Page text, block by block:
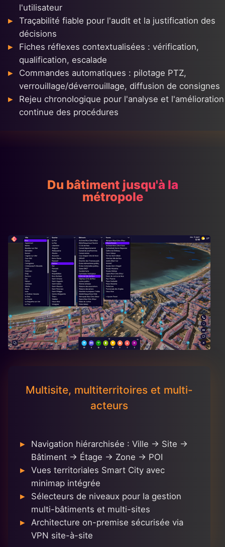
l'utilisateur
Traçabilité fiable pour l'audit et la justification des
décisions
Fiches réflexes contextualisées : vérification,
qualification, escalade
Commandes automatiques : pilotage PTZ,
verrouillage/déverrouillage, diffusion de consignes
Rejeu chronologique pour l'analyse et l'amélioration
continue des procédures
Du bâtiment jusqu'à la
métropole
Multisite, multiterritoires et multi-
acteurs
Navigation hiérarchisée : Ville → Site →
Bâtiment → Étage → Zone → POI
Vues territoriales Smart City avec
minimap intégrée
Sélecteurs de niveaux pour la gestion
multi-bâtiments et multi-sites
Architecture on-premise sécurisée via
VPN site-à-site